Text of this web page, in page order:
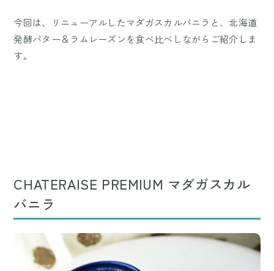
今回は、リニューアルしたマダガスカルバニラと、北海道
発酵バター＆ラムレーズンを食べ比べしながらご紹介しま
す。
CHATERAISE PREMIUM マダガスカル
バニラ